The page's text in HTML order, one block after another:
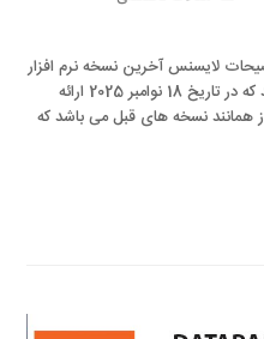
لایسنس آخرین نسخه نرم افزار
solarwinds نسخه 2025.4.1 می باشد که در تاریخ 18 نوامبر 2025 ارائه
همانند نسخه های قبل می باشد که